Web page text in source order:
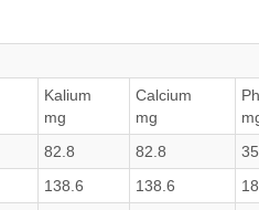
Kalium
mg
Calcium
mg
82.8 82.8
138.6 138.6